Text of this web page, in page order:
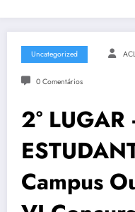
Uncategorized
0 Comentários
2°
Campus